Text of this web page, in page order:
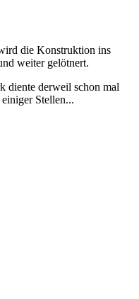
die Konstruktion ins
weiter gelötnert.
diente derweil schon mal
Stellen...